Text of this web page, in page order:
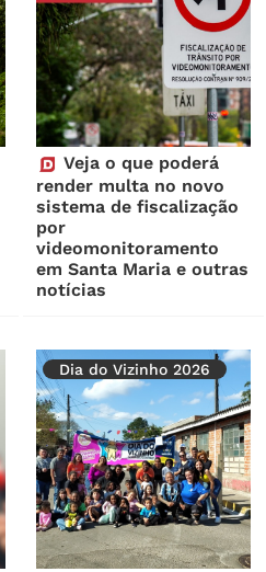
Veja o que poderá
render multa no novo
sistema de fiscalização
por
videomonitoramento
em Santa Maria e outras
notícias
Dia do Vizinho 2026